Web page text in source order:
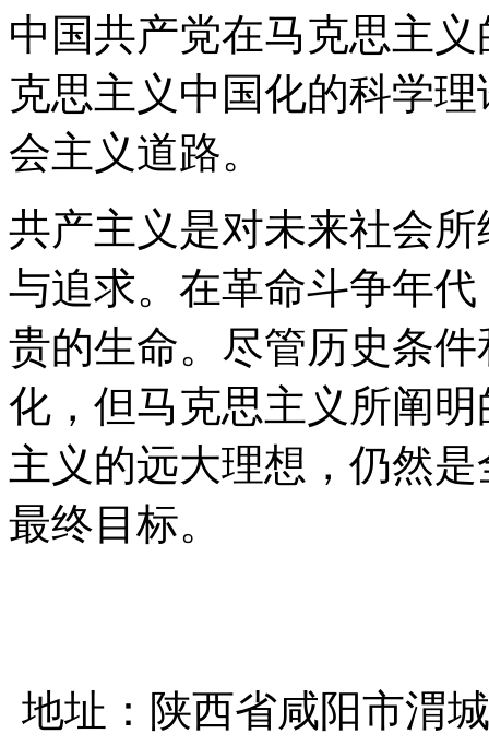
中国共产党在马克思主
克思主义中国化的科学
会主义道路。
共产主义是对未来社会
与追求。在革命斗争年
贵的生命。尽管历史条
化，但马克思主义所阐
主义的远大理想，仍然
最终目标。
地址：陕西省咸阳市渭